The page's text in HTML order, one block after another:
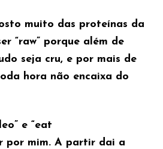
muito das proteínas da
“raw” porque além de
seja cru, e por mais de
hora não encaixa do
e “eat
por mim. A partir dai a